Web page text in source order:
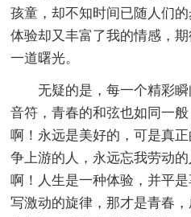
孩童，却不知时间已随人们
体验却又丰富了我的情感，
一道曙光。
无疑的是，每一个精彩瞬
音符，青春的和弦也如同一
啊！永远是美好的，可是真
争上游的人，永远忘我劳动
啊！人生是一种体验，并平
写激动的旋律，那才是青春